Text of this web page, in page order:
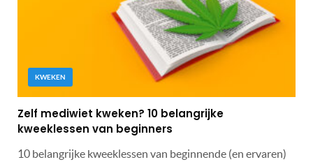
KWEKEN
Zelf mediwiet kweken? 10 belangrijke
kweeklessen van beginners
10 belangrijke kweeklessen van beginnende (en ervaren)